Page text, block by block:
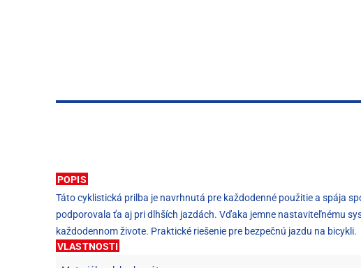
POPIS
Táto cyklistická prilba je navrhnutá pre každodenné použitie a spája
podporovala ťa aj pri dlhších jazdách. Vďaka jemne nastaviteľnému
každodennom živote. Praktické riešenie pre bezpečnú jazdu na bicykli.
VLASTNOSTI